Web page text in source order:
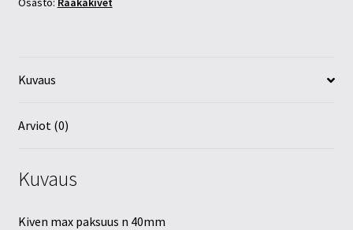
Kuvaus
Arviot (0)
Kuvaus
Kiven max paksuus n 40mm